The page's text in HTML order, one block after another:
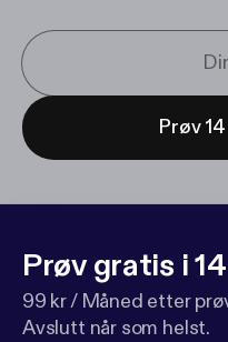
Prøv
Prøv gratis i
99 kr / Måned etter
Avslutt når som helst.